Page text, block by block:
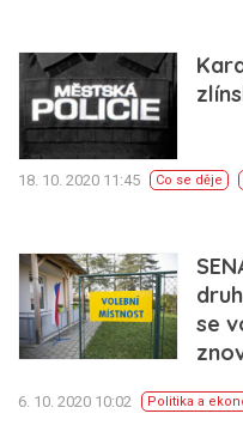
18. 10. 2020 11:45 Co se děje
se
6. 10. 2020 10:02 Politika a